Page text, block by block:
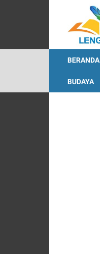
BERANDA
BUDAYA